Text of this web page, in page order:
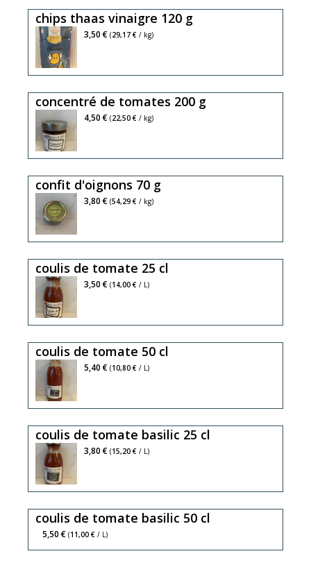
chips thaas vinaigre 120 g
3,50 € (29,17 € / kg)
concentré de tomates 200 g
4,50 € (22,50 € / kg)
confit d'oignons 70 g
3,80 € (54,29 € / kg)
coulis de tomate 25 cl
3,50 € (14,00 € / L)
coulis de tomate 50 cl
5,40 € (10,80 € / L)
coulis de tomate basilic 25 cl
3,80 € (15,20 € / L)
coulis de tomate basilic 50 cl
5,50 € (11,00 € / L)